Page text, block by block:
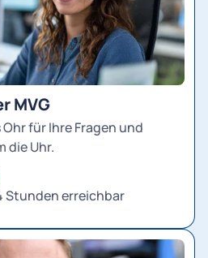
MVG
für Ihre Fragen und
die Uhr.
erreichbar